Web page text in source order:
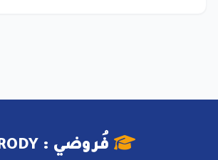
فُروضي : FORODY